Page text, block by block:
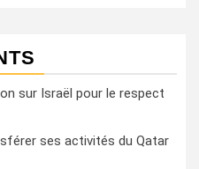
sur Israël pour le respect
ses activités du Qatar